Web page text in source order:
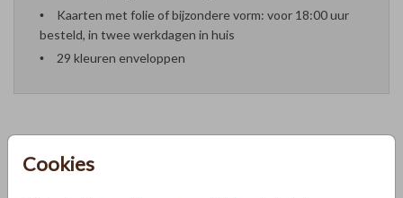
Cookies
Kaarten met folie of bijzondere vorm: voor 18:00 uur
besteld, in twee werkdagen in huis
29 kleuren enveloppen
Formaten en prijzen